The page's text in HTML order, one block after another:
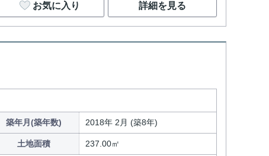
お気に入り 詳細を見る
築年月(築年数) 2018年 2月 (築8年)
土地面積 237.00㎡